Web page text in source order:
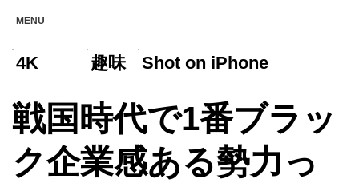
MENU
4K 趣味 Shot on iPhone
戦国時代で1番ブラッ
ク企業感ある勢力っ